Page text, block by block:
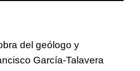
del geólogo y
García-Talavera